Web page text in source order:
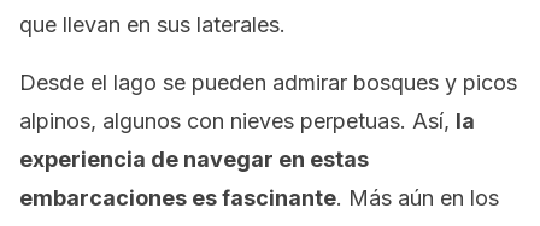
que llevan en sus laterales.
Desde el lago se pueden admirar bosques y picos
alpinos, algunos con nieves perpetuas. Así, la
experiencia de navegar en estas
embarcaciones es fascinante. Más aún en los